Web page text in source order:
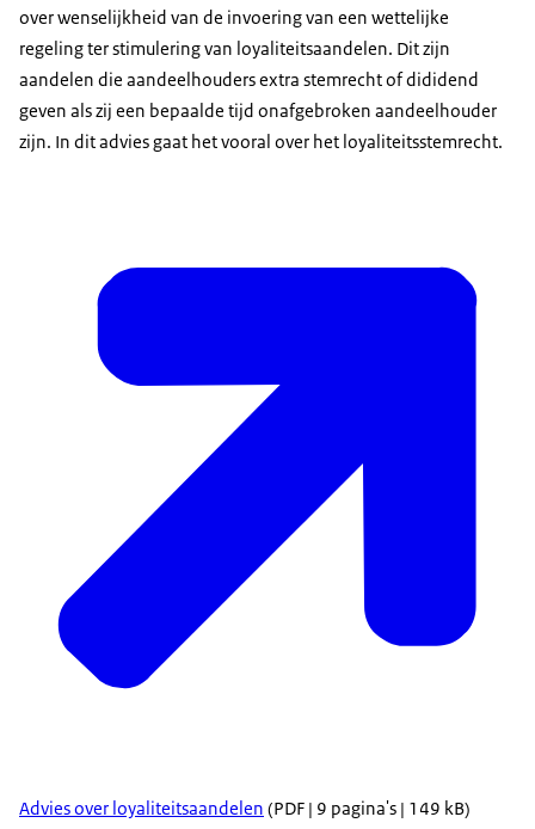
over wenselijkheid van de invoering van een wettelijke
regeling ter stimulering van loyaliteitsaandelen. Dit zijn
aandelen die aandeelhouders extra stemrecht of dididend
geven als zij een bepaalde tijd onafgebroken aandeelhouder
zijn. In dit advies gaat het vooral over het loyaliteitsstemrecht.
Advies over loyaliteitsaandelen (PDF | 9 pagina's | 149 kB)